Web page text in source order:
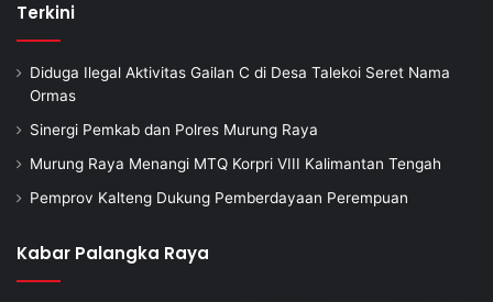
Terkini
Diduga Ilegal Aktivitas Gailan C di Desa Talekoi Seret Nama
Ormas
Sinergi Pemkab dan Polres Murung Raya
Murung Raya Menangi MTQ Korpri VIII Kalimantan Tengah
Pemprov Kalteng Dukung Pemberdayaan Perempuan
Kabar Palangka Raya